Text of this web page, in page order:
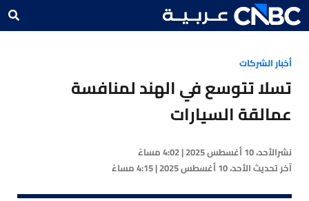
أخبار الشركات
تسلا تتوسع في الهند لمنافسة
عمالقة السيارات
نشرالأحد، 10 أغسطس 2025 | 4:02 مساءً
آخر تحديثالأحد، 10 أغسطس 2025 | 4:15 مساءً